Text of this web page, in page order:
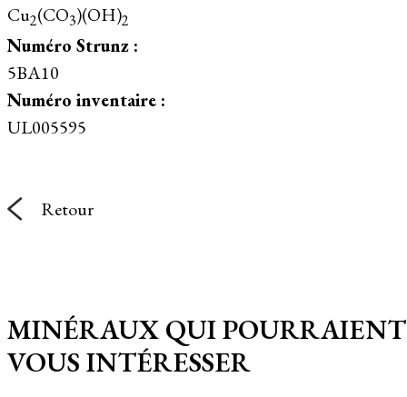
Cu2(CO3)(OH)2
Numéro Strunz :
5BA10
Numéro inventaire :
UL005595
Retour
MINÉRAUX QUI POURRAIENT
VOUS INTÉRESSER